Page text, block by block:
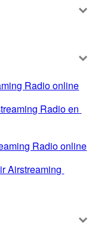
Radio online
Radio en
Radio online
Airstreaming